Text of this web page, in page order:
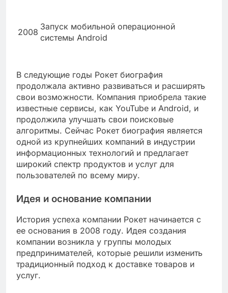
2008
Запуск мобильной операционной
системы Android
В следующие годы Рокет биография
продолжала активно развиваться и расширять
свои возможности. Компания приобрела такие
известные сервисы, как YouTube и Android, и
продолжила улучшать свои поисковые
алгоритмы. Сейчас Рокет биография является
одной из крупнейших компаний в индустрии
информационных технологий и предлагает
широкий спектр продуктов и услуг для
пользователей по всему миру.
Идея и основание компании
История успеха компании Рокет начинается с
ее основания в 2008 году. Идея создания
компании возникла у группы молодых
предпринимателей, которые решили изменить
традиционный подход к доставке товаров и
услуг.